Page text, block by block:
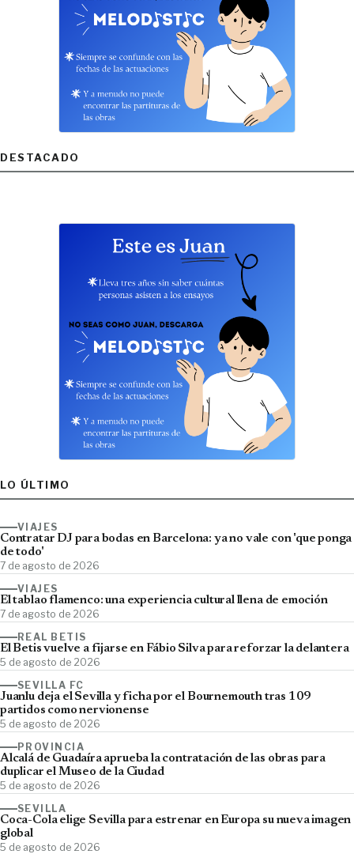
DESTACADO
LO ÚLTIMO
VIAJES
Contratar DJ para bodas en Barcelona: ya no vale con 'que ponga
de todo'
7 de agosto de 2026
VIAJES
El tablao flamenco: una experiencia cultural llena de emoción
7 de agosto de 2026
REAL BETIS
El Betis vuelve a fijarse en Fábio Silva para reforzar la delantera
5 de agosto de 2026
SEVILLA FC
Juanlu deja el Sevilla y ficha por el Bournemouth tras 109
partidos como nervionense
5 de agosto de 2026
PROVINCIA
Alcalá de Guadaíra aprueba la contratación de las obras para
duplicar el Museo de la Ciudad
5 de agosto de 2026
SEVILLA
Coca-Cola elige Sevilla para estrenar en Europa su nueva imagen
global
5 de agosto de 2026